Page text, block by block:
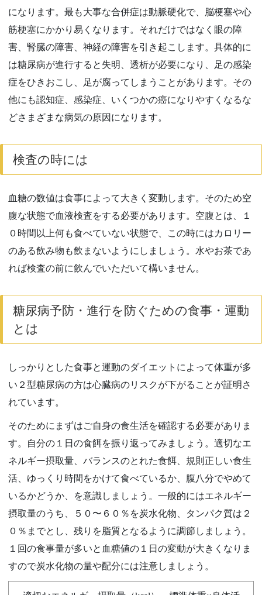
になります。最も大事な合併症は動脈硬化で、脳梗塞や心
筋梗塞にかかり易くなります。それだけではなく眼の障
害、腎臓の障害、神経の障害を引き起こします。具体的に
は糖尿病が進行すると失明、透析が必要になり、足の感染
症をひきおこし、足が腐ってしまうことがあります。その
他にも認知症、感染症、いくつかの癌になりやすくなるな
どさまざまな病気の原因になります。
検査の時には
血糖の数値は食事によって大きく変動します。そのため空
腹な状態で血液検査をする必要があります。空腹とは、１
０時間以上何も食べていない状態で、この時にはカロリー
のある飲み物も飲まないようにしましょう。水やお茶であ
れば検査の前に飲んでいただいて構いません。
糖尿病予防・進行を防ぐための食事・運動
とは
しっかりとした食事と運動のダイエットによって体重が多
い２型糖尿病の方は心臓病のリスクが下がることが証明さ
れています。
そのためにまずはご自身の食生活を確認する必要がありま
す。自分の１日の食餌を振り返ってみましょう。適切なエ
ネルギー摂取量、バランスのとれた食餌、規則正しい食生
活、ゆっくり時間をかけて食べているか、腹八分でやめて
いるかどうか、を意識しましょう。一般的にはエネルギー
摂取量のうち、５０〜６０％を炭水化物、タンパク質は２
０％までとし、残りを脂質となるように調節しましょう。
１回の食事量が多いと血糖値の１日の変動が大きくなりま
すので炭水化物の量や配分には注意しましょう。